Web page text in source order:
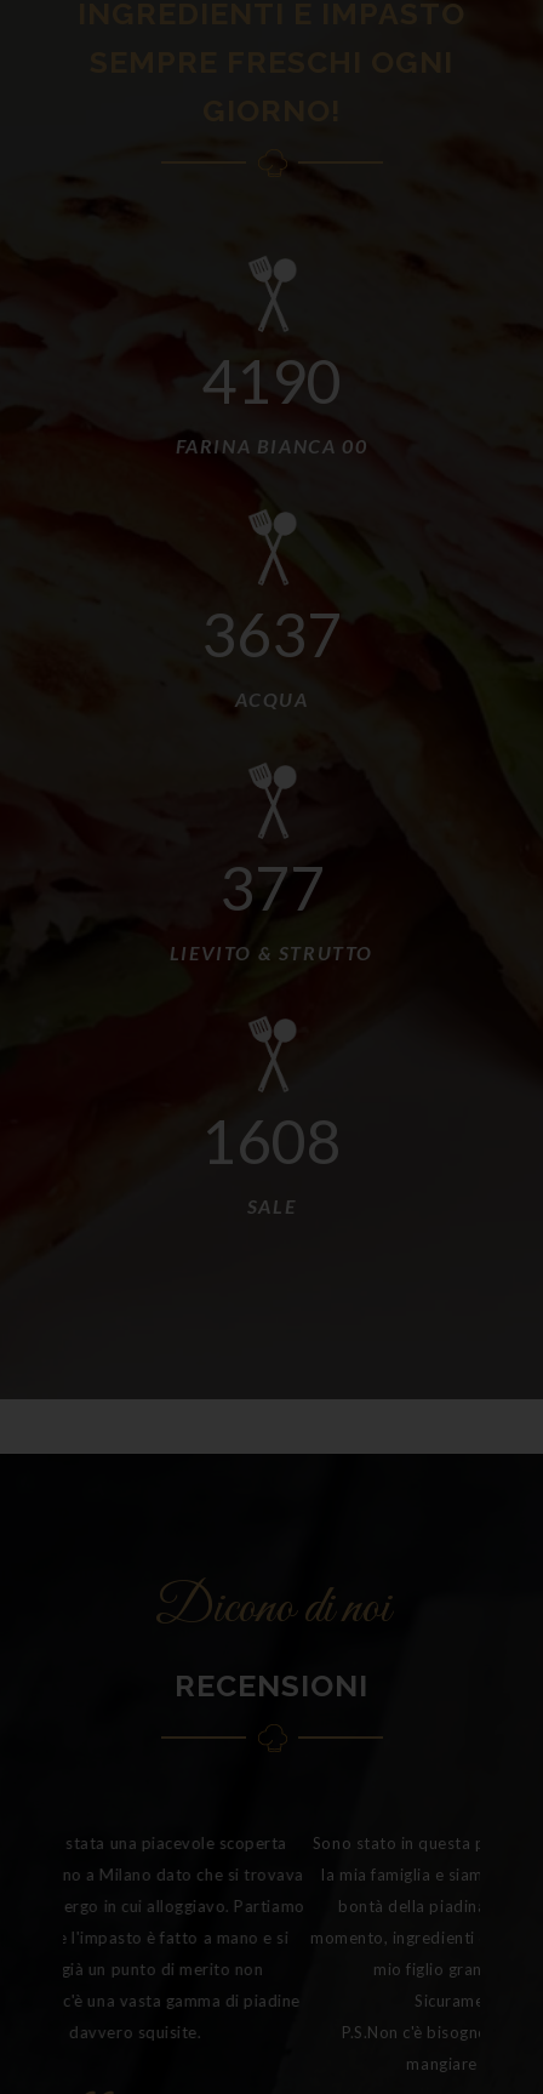
INGREDIENTI E IMPASTO
4372
FARINA BIANCA 00
3795
ACQUA
394
LIEVITO & STRUTTO
1678
SALE
Dicono di noi
RECENSIONI
Sono stato in questa piadineria settimana scorsa con
la mia famiglia e siamo rimasti tutti entusiasti della
bontà della piadina, la pasta è tirata e cotta al
momento, ingredienti di prima qualità sempre freschi,
mio figlio grande ha voluto fare il bis.
Sicuramente ci torneremo.
P.S.Non c'è bisogno di andare in Romagna per